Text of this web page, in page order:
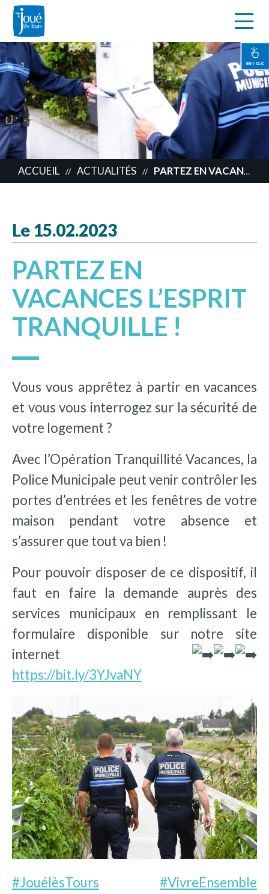
Aller
au
contenu
principal
EN 1 CLIC
ACCUEIL // ACTUALITÉS // PARTEZ EN VACANCES L’ESPRIT TRANQUILLE !
Le 15.02.2023
PARTEZ EN
VACANCES L’ESPRIT
TRANQUILLE !
Vous vous apprêtez à partir en vacances
et vous vous interrogez sur la sécurité de
votre logement ?
Avec l’Opération Tranquillité Vacances, la
Police Municipale peut venir contrôler les
portes d’entrées et les fenêtres de votre
maison pendant votre absence et
s’assurer que tout va bien !
Pour pouvoir disposer de ce dispositif, il
faut en faire la demande auprès des
services municipaux en remplissant le
formulaire disponible sur notre site
internet
https://bit.ly/3YJvaNY
#JouélèsTours
#VivreEnsemble